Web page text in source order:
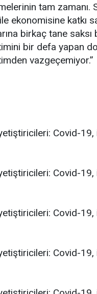
tam zamanı.
ekonomisine katkı
birkaç tane saksı
bir defa yapan
vazgeçemiyor.”